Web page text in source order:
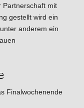
Partnerschaft mit
gestellt wird ein
anderem ein
Finalwochenende